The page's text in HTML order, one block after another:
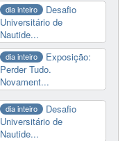
dia inteiro
Desafio
Universitário de
Nautide...
dia inteiro
Exposição:
Perder Tudo.
Novament...
dia inteiro
Desafio
Universitário de
Nautide...